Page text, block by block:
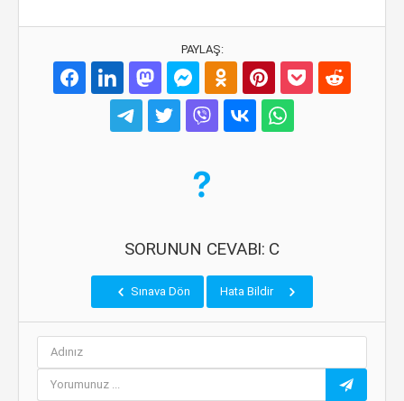
PAYLAŞ:
SORUNUN CEVABI: C
Sınava Dön Hata Bildir